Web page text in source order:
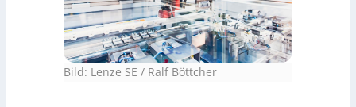
Bild: Lenze SE / Ralf Böttcher